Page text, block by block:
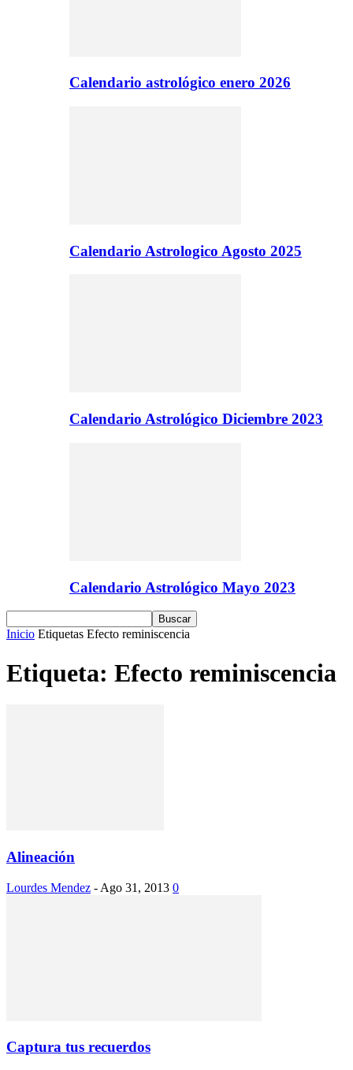
Calendario astrológico enero 2026
Calendario Astrologico Agosto 2025
Calendario Astrológico Diciembre 2023
Calendario Astrológico Mayo 2023
Inicio Etiquetas Efecto reminiscencia
Etiqueta: Efecto reminiscencia
Alineación
Lourdes Mendez - Ago 31, 2013 0
Captura tus recuerdos